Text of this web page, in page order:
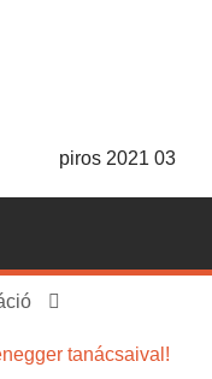
tanácsaival!